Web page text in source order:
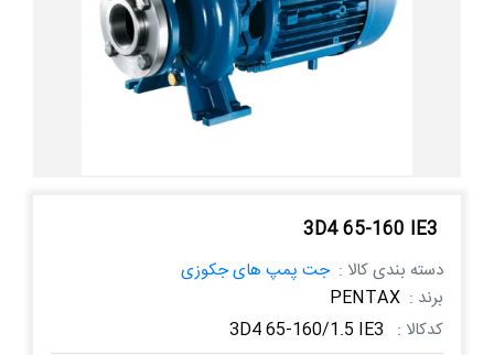
3D4 65-160 IE3
دسته بندی کالا : جت پمپ های جکوزی
برند : PENTAX
کدکالا : 3D4 65-160/1.5 IE3